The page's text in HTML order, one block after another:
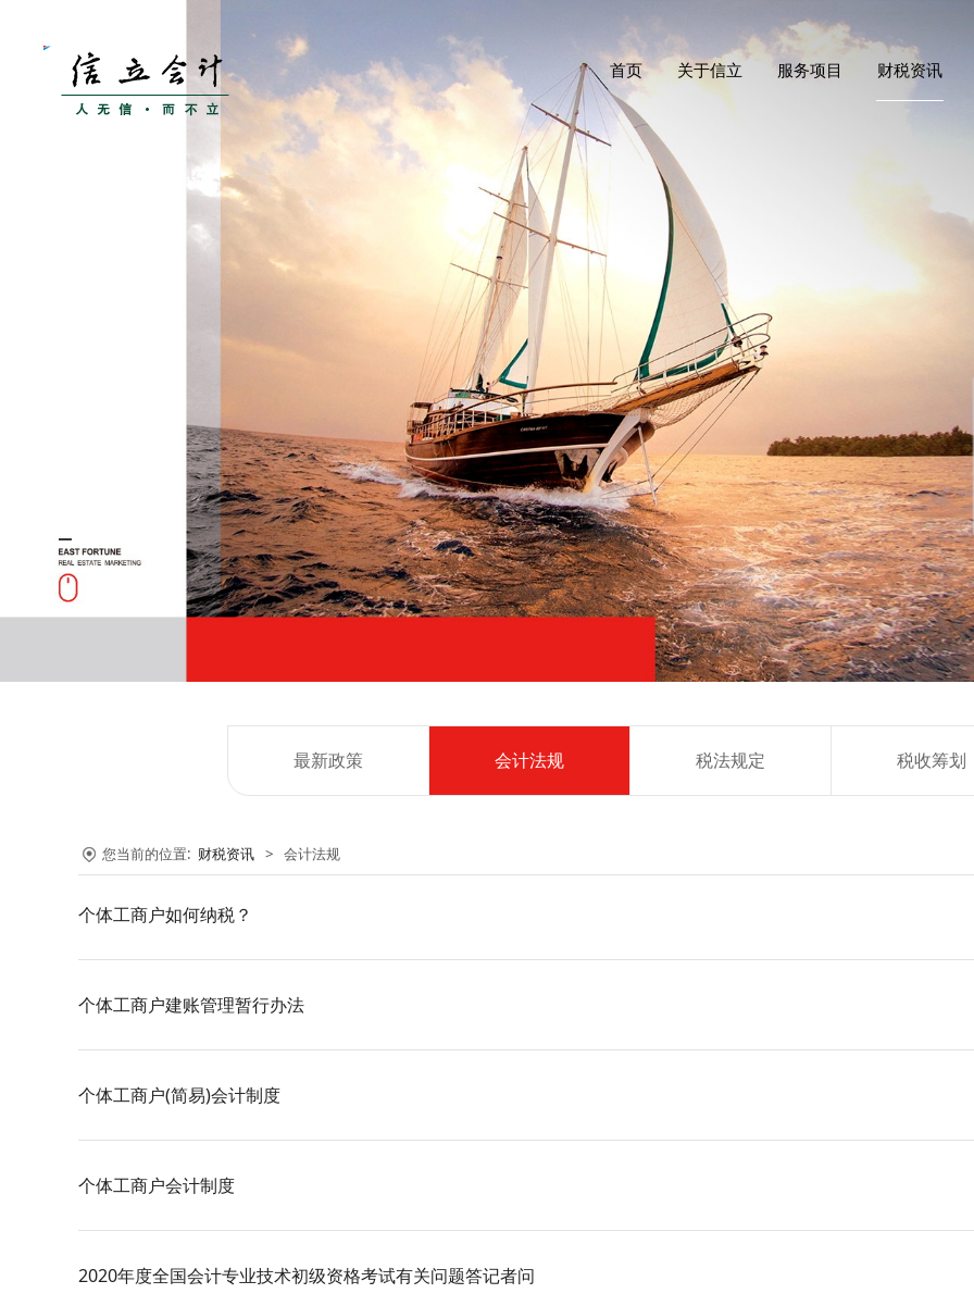
首页 关于信立 服务项目 财税资讯
最新政策 会计法规 税法规定 税收筹划
您当前的位置: 财税资讯 > 会计法规
个体工商户如何纳税？
个体工商户建账管理暂行办法
个体工商户(简易)会计制度
个体工商户会计制度
2020年度全国会计专业技术初级资格考试有关问题答记者问